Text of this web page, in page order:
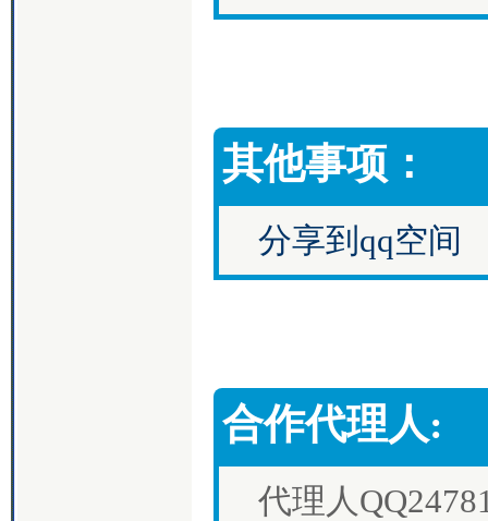
其他事项：
分享到qq空间
合作代理人:
代理人